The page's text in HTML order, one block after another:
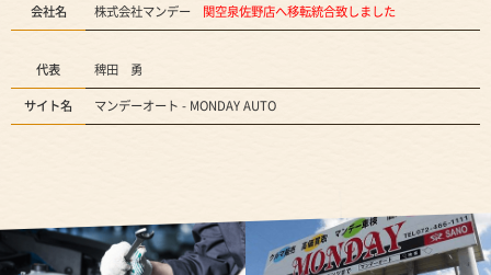
会社名 株式会社マンデー 関空泉佐野店へ移転統合致しました
代表 稗田 勇
サイト名 マンデーオート - MONDAY AUTO